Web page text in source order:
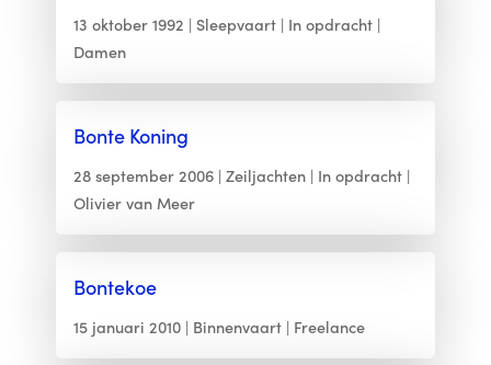
13 oktober 1992 Sleepvaart
In opdracht
Damen
Bonte Koning
28 september 2006 Zeiljachten
In opdracht
Olivier van Meer
Bontekoe
15 januari 2010 Binnenvaart Freelance